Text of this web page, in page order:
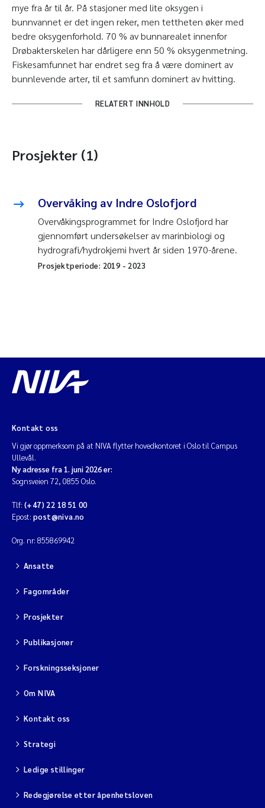
mye fra år til år. På stasjoner med lite oksygen i
bunnvannet er det ingen reker, men tettheten øker med
bedre oksygenforhold. 70 % av bunnarealet innenfor
Drøbakterskelen har dårligere enn 50 % oksygenmetning.
Fiskesamfunnet har endret seg fra å være dominert av
bunnlevende arter, til et samfunn dominert av hvitting.
RELATERT INNHOLD
Prosjekter (1)
Overvåking av Indre Oslofjord
Overvåkingsprogrammet for Indre Oslofjord har
gjennomført undersøkelser av marinbiologi og
hydrografi/hydrokjemi hvert år siden 1970-årene.
Prosjektperiode: 2019- 2023
Kontakt oss
Vi gjør oppmerksom på at NIVA flytter hovedkontoret i Oslo til Campus
Ullevål.
Ny adresse fra 1. juni 2026 er:
Sognsveien 72, 0855 Oslo.
Tlf: (+47) 22 18 51 00
Epost: post@niva.no
Org. nr: 855869942
Ansatte
Fagområder
Prosjekter
Publikasjoner
Forskningsseksjoner
Om NIVA
Kontakt oss
Strategi
Ledige stillinger
Redegjørelse etter åpenhetsloven